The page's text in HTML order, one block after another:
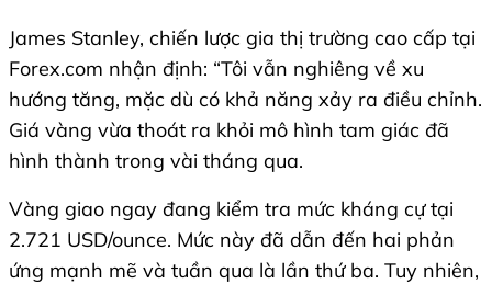
James Stanley, chiến lược gia thị trường cao cấp tại
Forex.com nhận định: “Tôi vẫn nghiêng về xu
hướng tăng, mặc dù có khả năng xảy ra điều chỉnh.
Giá vàng vừa thoát ra khỏi mô hình tam giác đã
hình thành trong vài tháng qua.
Vàng giao ngay đang kiểm tra mức kháng cự tại
2.721 USD/ounce. Mức này đã dẫn đến hai phản
ứng mạnh mẽ và tuần qua là lần thứ ba. Tuy nhiên,